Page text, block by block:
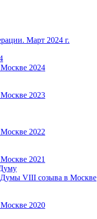
Март 2024 г.
2024
2023
2022
2021
Думы VIII созыва в Москве
2020